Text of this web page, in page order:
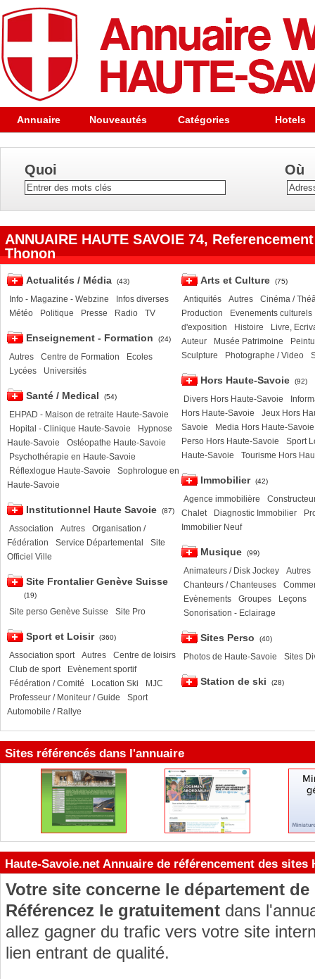
Annuaire Nouveautés Catégories Hotels
Quoi Où
ANNUAIRE HAUTE SAVOIE 74,
Thonon
Actualités / Média (43)
Info - Magazine - Webzine
Infos diverses
Météo
Politique Presse Radio TV
Enseignement - Formation (24)
Autres Centre de Formation
Ecoles
Lycées
Universités
Santé / Medical (54)
EHPAD - Maison de retraite Haute-Savoie
Hopital - Clinique Haute-Savoie
Hypnose
Haute-Savoie
Ostéopathe Haute-Savoie
Psychothérapie en Haute-Savoie
Réflexlogue Haute-Savoie
Sophrologue en
Haute-Savoie
Institutionnel Haute Savoie (87)
Association Autres
Organisation /
Fédération
Service Départemental
Site
Officiel Ville
Site Frontalier Genève Suisse
(19)
Site perso Genève Suisse Site Pro
Sport et Loisir (360)
Association sport Autres
Centre de loisirs
Club de sport
Evènement sportif
Fédération / Comité
Location Ski
MJC
Professeur / Moniteur / Guide
Sport
Automobile / Rallye
Arts et Culture (75)
Antiquités Autres
Cinéma /
Production
Evenements culturels
d'exposition
Histoire
Livre,
Auteur
Musée Patrimoine
Sculpture
Photographe / Video
Hors Haute-Savoie (92)
Divers Hors Haute-Savoie
Hors Haute-Savoie
Jeux Hors
Savoie
Media Hors Haute-Savoie
Perso Hors Haute-Savoie
Sport
Haute-Savoie
Tourisme Hors
Immobilier (42)
Agence immobilière
Chalet
Diagnostic Immobilier
Immobilier Neuf
Musique (99)
Animateurs / Disk Jockey
Autres
Chanteurs / Chanteuses
Evènements
Groupes
Leçons
Sonorisation - Eclairage
Sites Perso (40)
Photos de Haute-Savoie Sites
Station de ski (28)
Sites référencés dans l'annuaire
Haute-Savoie.net Annuaire de référencement des sites
Votre site concerne le département de
Référencez le gratuitement dans
allez gagner du trafic vers votre site
lien entrant de qualité.